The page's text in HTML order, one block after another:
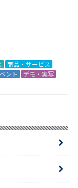
商品・サービス
ント
デモ・実写